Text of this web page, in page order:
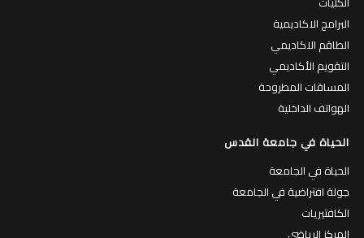
البرامج الاكاديمية
الطاقم الاكاديمي
التقويم الأكاديمي
المساقات المطروحة
الهواتف الداخلية
الحياة في جامعة القدس
الحياة في الجامعة
جولة افتراضية في الجامعة
الكافتيريات
المركز الرياضي